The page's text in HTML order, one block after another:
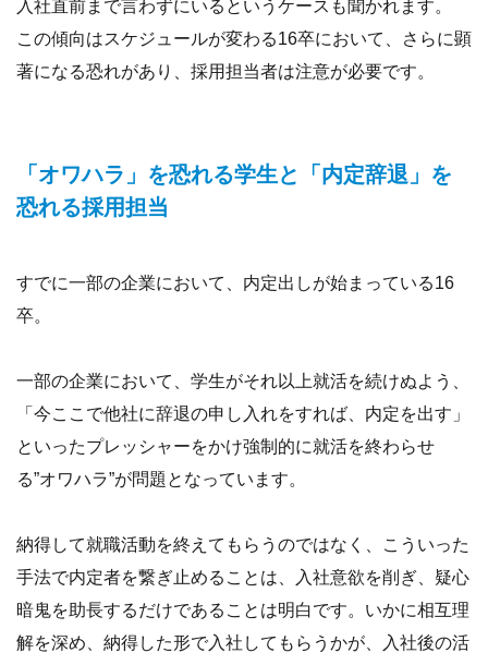
入社直前まで言わずにいるというケースも聞かれます。
この傾向はスケジュールが変わる16卒において、さらに顕
著になる恐れがあり、採用担当者は注意が必要です。
「オワハラ」を恐れる学生と「内定辞退」を
恐れる採用担当
すでに一部の企業において、内定出しが始まっている16
卒。
一部の企業において、学生がそれ以上就活を続けぬよう、
「今ここで他社に辞退の申し入れをすれば、内定を出す」
といったプレッシャーをかけ強制的に就活を終わらせ
る”オワハラ”が問題となっています。
納得して就職活動を終えてもらうのではなく、こういった
手法で内定者を繋ぎ止めることは、入社意欲を削ぎ、疑心
暗鬼を助長するだけであることは明白です。いかに相互理
解を深め、納得した形で入社してもらうかが、入社後の活